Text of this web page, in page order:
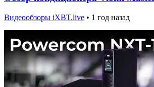
Видеообзоры iXBT.live • 1 год назад